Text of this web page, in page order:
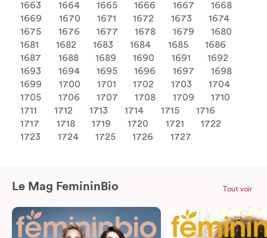
1663
1664 1665 1666 1667
1668
1669
1670 1671 1672 1673
1674
1675
1676 1677 1678 1679
1680
1681
1682 1683 1684 1685
1686
1687
1688 1689 1690 1691
1692
1693
1694 1695 1696 1697
1698
1699
1700 1701 1702 1703
1704
1705
1706 1707 1708 1709
1710
1711
1712 1713 1714 1715
1716
1717
1718 1719 1720 1721
1722
1723
1724 1725 1726 1727
Le Mag FemininBio Tout voir